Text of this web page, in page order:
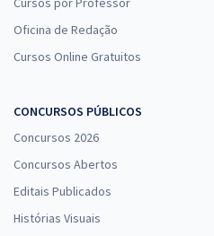
Oficina de Redação
Cursos Online Gratuitos
CONCURSOS PÚBLICOS
Concursos 2026
Concursos Abertos
Editais Publicados
Histórias Visuais